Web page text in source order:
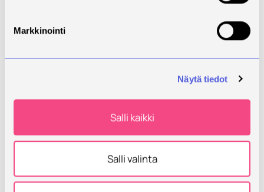
Markkinointi
Näytä tiedot
Salli kaikki
Salli valinta